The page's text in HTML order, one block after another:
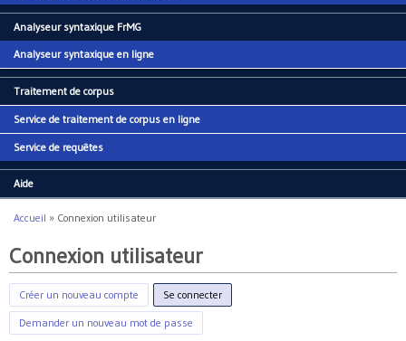
Analyseur syntaxique FrMG
Analyseur syntaxique en ligne
Traitement de corpus
Service de traitement de corpus en ligne
Service de requêtes
Aide
Vous êtes ici
Accueil » Connexion utilisateur
Connexion utilisateur
Créer un nouveau compte Se connecter
Demander un nouveau mot de passe